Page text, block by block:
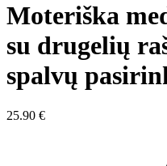
Moteriška
su drugelių
spalvų
25.90 €